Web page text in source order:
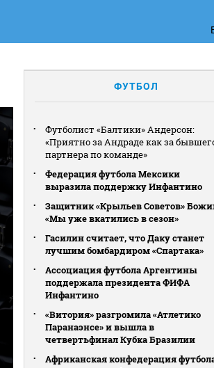
ФУТБОЛ
Футболист «Балтики» Андерсон:
«Приятно за Андраде как за
партнера по команде»
Федерация футбола Мексики
выразила поддержку Инфантино
Защитник «Крыльев Советов»
«Мы уже вкатились в сезон»
Гасилин считает, что Даку станет
лучшим бомбардиром «Спартака»
Ассоциация футбола Аргентины
поддержала президента ФИФА
Инфантино
«Витория» разгромила «Атлетико
Паранаэнсе» и вышла в
четвертьфинал Кубка Бразилии
Африканская конфедерация